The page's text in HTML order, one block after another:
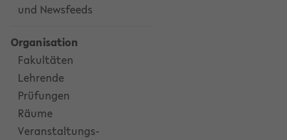
und Newsfeeds
Organisation
Fakultäten
Lehrende
Prüfungen
Räume
Veranstaltungs-